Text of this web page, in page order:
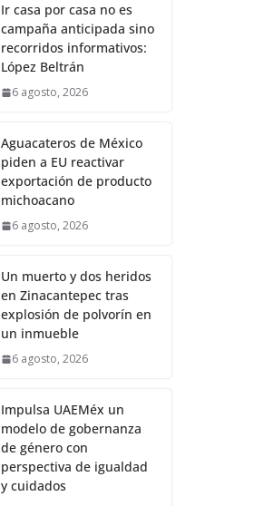
Ir casa por casa no es
campaña anticipada sino
recorridos informativos:
López Beltrán
6 agosto, 2026
Aguacateros de México
piden a EU reactivar
exportación de producto
michoacano
6 agosto, 2026
Un muerto y dos heridos
en Zinacantepec tras
explosión de polvorín en
un inmueble
6 agosto, 2026
Impulsa UAEMéx un
modelo de gobernanza
de género con
perspectiva de igualdad
y cuidados